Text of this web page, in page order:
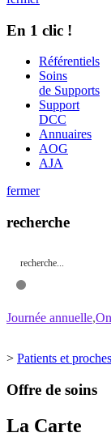
En 1 clic !
Référentiels
Soins
de Supports
Support
DCC
Annuaires
AOG
AJA
fermer
recherche
Journée annuelle
> Patients et proches
Offre de soins
La Carte